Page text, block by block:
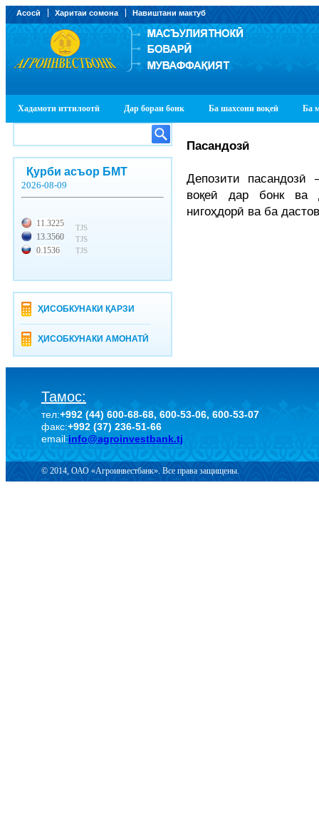
Асосӣ Харитаи сомона Навиштани мактуб
Хадамоти иттилоотӣ Дар бораи бонк Ба шахсони воқеӣ Ба
Қурби асъор БМТ
2026-08-09
11.3225
13.3560
0.1536
TJS
TJS
TJS
ҲИСОБКУНАКИ ҚАРЗИ
ҲИСОБКУНАКИ АМОНАТӢ
Пасандозӣ
Депозити
воқеӣ дар бонк ва
нигоҳдорӣ ва ба
Тамос:
тел:+992 (44) 600-68-68, 600-53-06, 600-53-07
факс:+992 (37) 236-51-66
email:info@agroinvestbank.tj
© 2014, ОАО «Агроинвестбанк». Все права защищены.